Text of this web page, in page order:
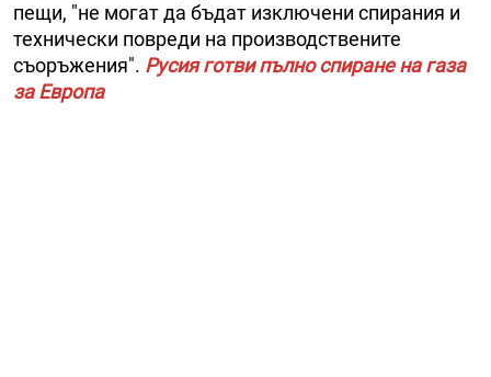
пещи, "не могат да бъдат изключени спирания и
технически повреди на производствените
съоръжения". Русия готви пълно спиране на газа
за Европа